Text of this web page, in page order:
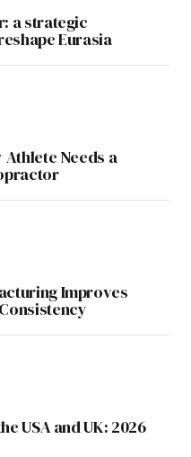
a strategic
Eurasia
Athlete Needs a
Improves
USA and UK: 2026